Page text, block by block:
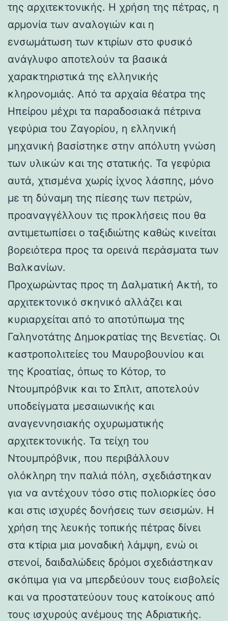
της αρχιτεκτονικής. Η χρήση της πέτρας, η
αρμονία των αναλογιών και η
ενσωμάτωση των κτιρίων στο φυσικό
ανάγλυφο αποτελούν τα βασικά
χαρακτηριστικά της ελληνικής
κληρονομιάς. Από τα αρχαία θέατρα της
Ηπείρου μέχρι τα παραδοσιακά πέτρινα
γεφύρια του Ζαγορίου, η ελληνική
μηχανική βασίστηκε στην απόλυτη γνώση
των υλικών και της στατικής. Τα γεφύρια
αυτά, χτισμένα χωρίς ίχνος λάσπης, μόνο
με τη δύναμη της πίεσης των πετρών,
προαναγγέλλουν τις προκλήσεις που θα
αντιμετωπίσει ο ταξιδιώτης καθώς κινείται
βορειότερα προς τα ορεινά περάσματα των
Βαλκανίων.
Προχωρώντας προς τη Δαλματική Ακτή, το
αρχιτεκτονικό σκηνικό αλλάζει και
κυριαρχείται από το αποτύπωμα της
Γαληνοτάτης Δημοκρατίας της Βενετίας. Οι
καστροπολιτείες του Μαυροβουνίου και
της Κροατίας, όπως το Κότορ, το
Ντουμπρόβνικ και το Σπλιτ, αποτελούν
υποδείγματα μεσαιωνικής και
αναγεννησιακής οχυρωματικής
αρχιτεκτονικής. Τα τείχη του
Ντουμπρόβνικ, που περιβάλλουν
ολόκληρη την παλιά πόλη, σχεδιάστηκαν
για να αντέχουν τόσο στις πολιορκίες όσο
και στις ισχυρές δονήσεις των σεισμών. Η
χρήση της λευκής τοπικής πέτρας δίνει
στα κτίρια μια μοναδική λάμψη, ενώ οι
στενοί, δαιδαλώδεις δρόμοι σχεδιάστηκαν
σκόπιμα για να μπερδεύουν τους εισβολείς
και να προστατεύουν τους κατοίκους από
τους ισχυρούς ανέμους της Αδριατικής.